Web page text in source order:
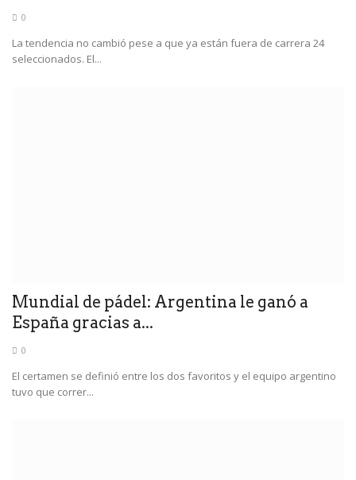
0
La tendencia no cambió pese a que ya están fuera de carrera 24
seleccionados. El...
Mundial de pádel: Argentina le ganó a
España gracias a...
0
El certamen se definió entre los dos favoritos y el equipo argentino
tuvo que correr...